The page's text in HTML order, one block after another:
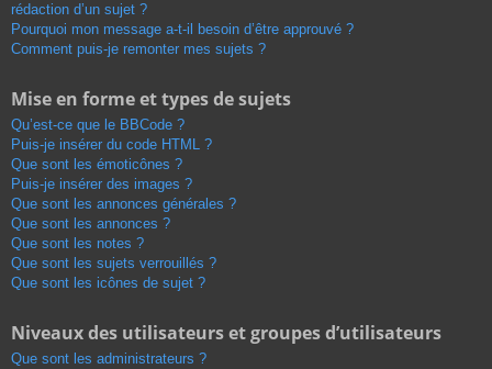
rédaction d’un sujet ?
Pourquoi mon message a-t-il besoin d’être approuvé ?
Comment puis-je remonter mes sujets ?
Mise en forme et types de sujets
Qu’est-ce que le BBCode ?
Puis-je insérer du code HTML ?
Que sont les émoticônes ?
Puis-je insérer des images ?
Que sont les annonces générales ?
Que sont les annonces ?
Que sont les notes ?
Que sont les sujets verrouillés ?
Que sont les icônes de sujet ?
Niveaux des utilisateurs et groupes d’utilisateurs
Que sont les administrateurs ?